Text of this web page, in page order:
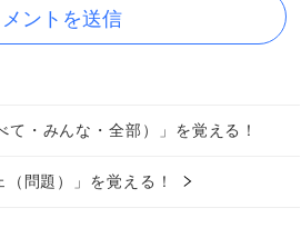
・みんな・全部）」を覚える！
問題）」を覚える！